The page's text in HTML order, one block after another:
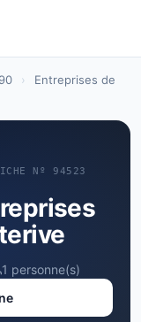
›
Entreprises de
Nº 94523
1 personne(s)